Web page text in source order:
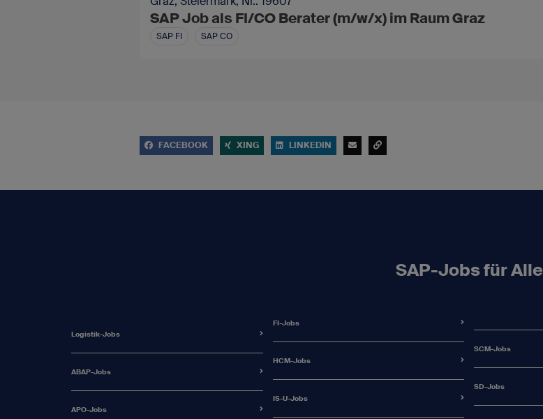
SAP Job als FI/CO Berater (m/w/x) im Raum Graz
SAP FI SAP CO
FACEBOOK XING LINKEDIN
SAP-Jobs für Alle
Logistik-Jobs
ABAP-Jobs
APO-Jobs
FI-Jobs
HCM-Jobs
IS-U-Jobs
SCM-Jobs
SD-Jobs